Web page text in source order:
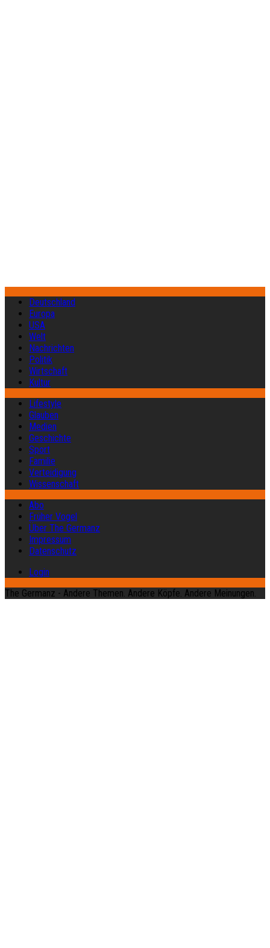
Deutschland
Europa
USA
Welt
Nachrichten
Politik
Wirtschaft
Kultur
Lifestyle
Glauben
Medien
Geschichte
Sport
Familie
Verteidigung
Wissenschaft
Abo
Früher Vogel
Über The Germanz
Impressum
Datenschutz
Login
The Germanz - Andere Themen. Andere Köpfe. Andere Meinungen.